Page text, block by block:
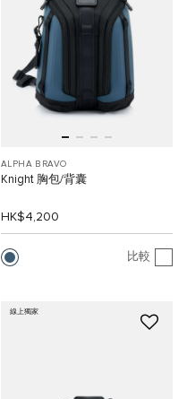
ALPHA BRAVO
Knight 胸包/背囊
HK$4,200
比較
線上獨家